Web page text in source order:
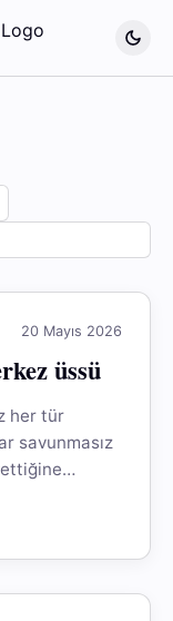
20 Mayıs 2026
üssü
her tür
savunmasız